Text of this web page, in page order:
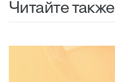
Читайте также